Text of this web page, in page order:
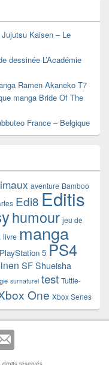
Kaisen – Le
dessinée L’Académie
Ramen Akaneko T7
manga Bride Of The
France – Belgique
aventure Bamboo
Edi8 Editis
humour jeu de
livre manga
PlayStation 5 PS4
SF Shueisha
surnaturel test Tuttle-
One Xbox Series